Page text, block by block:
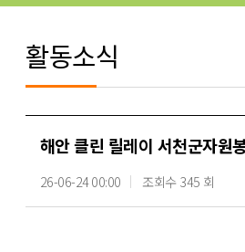
활동소식
해안 클린 릴레이 서천군자원
26-06-24 00:00 조회수 345 회